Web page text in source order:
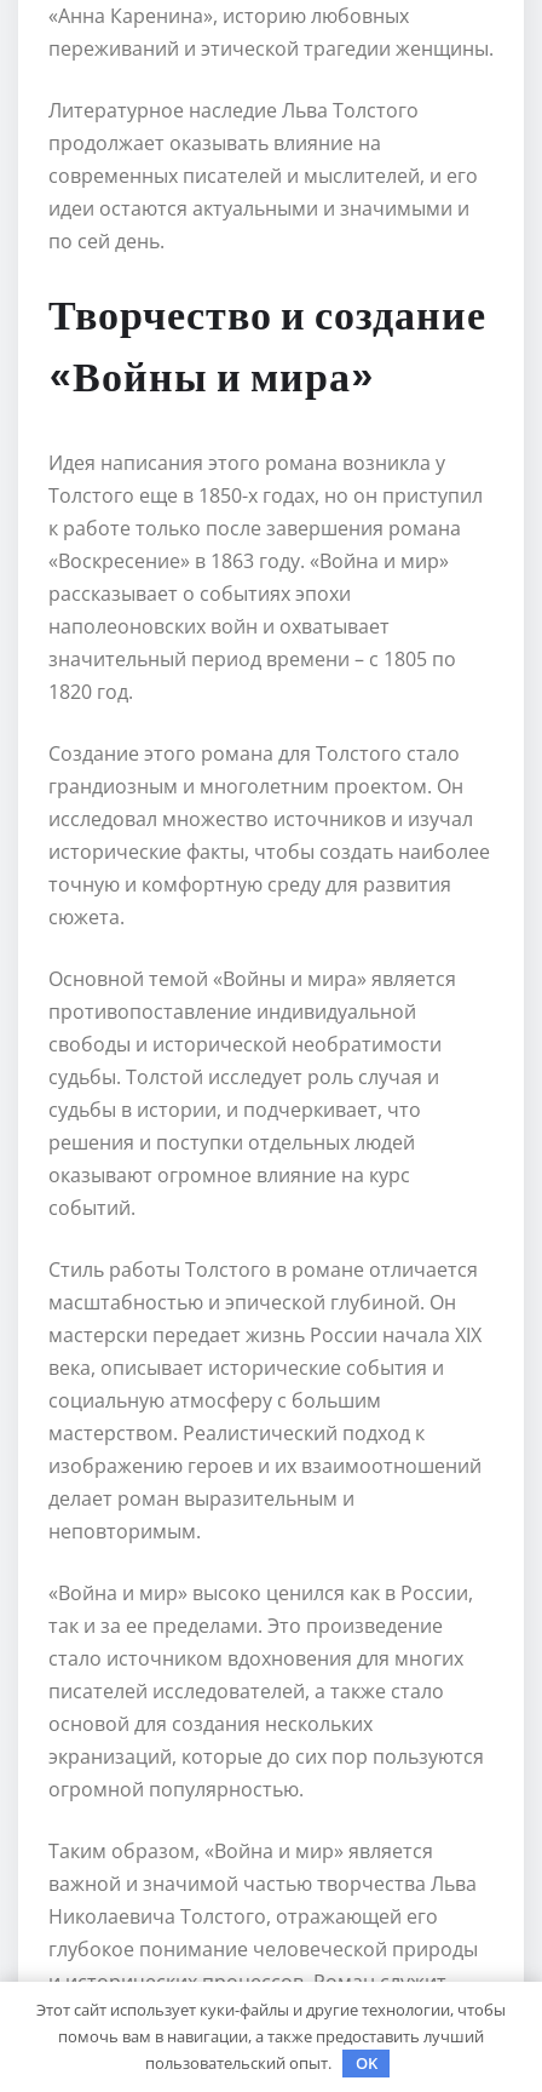
«Анна Каренина», историю любовных
переживаний и этической трагедии женщины.
Литературное наследие Льва Толстого
продолжает оказывать влияние на
современных писателей и мыслителей, и его
идеи остаются актуальными и значимыми и
по сей день.
Творчество и создание
«Войны и мира»
Идея написания этого романа возникла у
Толстого еще в 1850-х годах, но он приступил
к работе только после завершения романа
«Воскресение» в 1863 году. «Война и мир»
рассказывает о событиях эпохи
наполеоновских войн и охватывает
значительный период времени – с 1805 по
1820 год.
Создание этого романа для Толстого стало
грандиозным и многолетним проектом. Он
исследовал множество источников и изучал
исторические факты, чтобы создать наиболее
точную и комфортную среду для развития
сюжета.
Основной темой «Войны и мира» является
противопоставление индивидуальной
свободы и исторической необратимости
судьбы. Толстой исследует роль случая и
судьбы в истории, и подчеркивает, что
решения и поступки отдельных людей
оказывают огромное влияние на курс
событий.
Стиль работы Толстого в романе отличается
масштабностью и эпической глубиной. Он
мастерски передает жизнь России начала XIX
века, описывает исторические события и
социальную атмосферу с большим
мастерством. Реалистический подход к
изображению героев и их взаимоотношений
делает роман выразительным и
неповторимым.
«Война и мир» высоко ценился как в России,
так и за ее пределами. Это произведение
стало источником вдохновения для многих
писателей исследователей, а также стало
основой для создания нескольких
экранизаций, которые до сих пор пользуются
огромной популярностью.
Таким образом, «Война и мир» является
важной и значимой частью творчества Льва
Николаевича Толстого, отражающей его
глубокое понимание человеческой природы
и исторических процессов. Роман служит
наглядным примером искусства и
литературы, способным вызвать настоящие
чувства и эмоции у своих читателей.
Этот сайт использует куки-файлы и другие технологии, чтобы
помочь вам в навигации, а также предоставить лучший
пользовательский опыт.
OK